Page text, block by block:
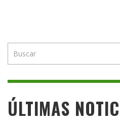
ÚLTIMAS